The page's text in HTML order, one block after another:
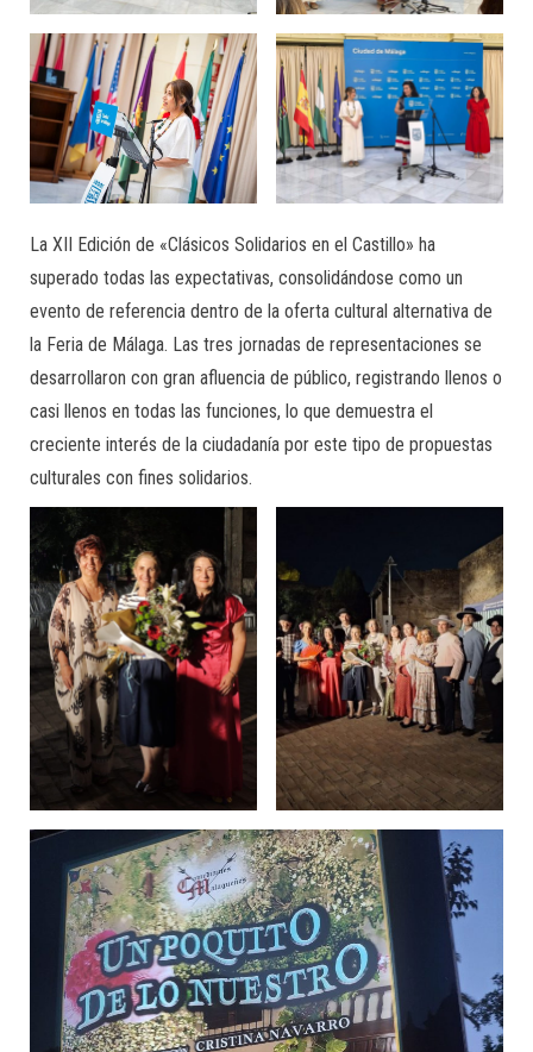
La XII Edición de «Clásicos Solidarios en el Castillo» ha
superado todas las expectativas, consolidándose como un
evento de referencia dentro de la oferta cultural alternativa de
la Feria de Málaga. Las tres jornadas de representaciones se
desarrollaron con gran afluencia de público, registrando llenos o
casi llenos en todas las funciones, lo que demuestra el
creciente interés de la ciudadanía por este tipo de propuestas
culturales con fines solidarios.